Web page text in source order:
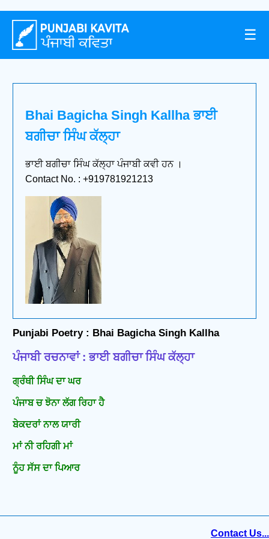
☰
Bhai Bagicha Singh Kallha ਭਾਈ
ਬਗੀਚਾ ਸਿੰਘ ਕੱਲ੍ਹਾ
ਭਾਈ ਬਗੀਚਾ ਸਿੰਘ ਕੱਲ੍ਹਾ ਪੰਜਾਬੀ ਕਵੀ ਹਨ ।
Contact No. : +919781921213
Punjabi Poetry : Bhai Bagicha Singh Kallha
ਪੰਜਾਬੀ ਰਚਨਾਵਾਂ : ਭਾਈ ਬਗੀਚਾ ਸਿੰਘ ਕੱਲ੍ਹਾ
ਗ੍ਰੰਥੀ ਸਿੰਘ ਦਾ ਘਰ
ਪੰਜਾਬ ਚ ਝੋਨਾ ਲੱਗ ਰਿਹਾ ਹੈ
ਬੇਕਦਰਾਂ ਨਾਲ ਯਾਰੀ
ਮਾਂ ਨੀ ਰਹਿਗੀ ਮਾਂ
ਨੂੰਹ ਸੱਸ ਦਾ ਪਿਆਰ
Contact Us...